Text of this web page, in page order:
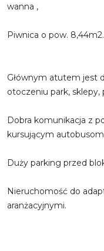
wanna ,
Piwnica o pow. 8,44m2.
Głównym atutem jest
otoczeniu park, sklepy,
Dobra komunikacja z
kursującym
Duży parking przed
Nieruchomość do
aranżacyjnymi.